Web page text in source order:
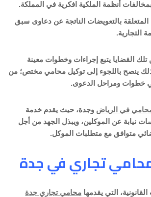
بمخالفات أنظمة الملكية افكرية في المملكة.
المتعلقة بالتعويضات الناتجة عن دعاوى سبق
التجارية.
القضايا يتبع إجراءات وخطوات معينة
ينصح باللجوء إلى توكيل محامي مختص؛ من
خطوات ومراحل الدعوى.
في الرياض وجدة، حيث يقدم خدمة
نيابة عن الموكلين، ويبذل الجهد من أجل
متوافق مع متطلبات الموكل.
تجاري في جدة
التي يقدمها محامي تجاري جدة